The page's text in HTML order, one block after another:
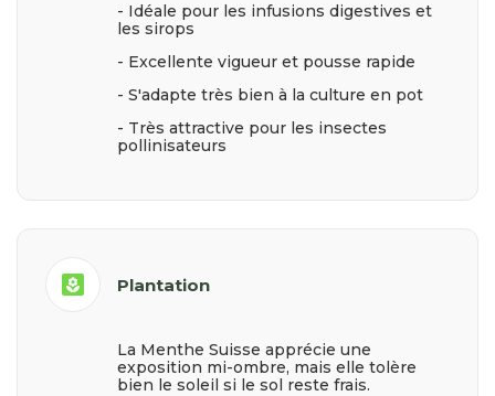
- Idéale pour les infusions digestives et
les sirops
- Excellente vigueur et pousse rapide
- S'adapte très bien à la culture en pot
- Très attractive pour les insectes
pollinisateurs
yard Plantation
La Menthe Suisse apprécie une
exposition mi-ombre, mais elle tolère
bien le soleil si le sol reste frais.